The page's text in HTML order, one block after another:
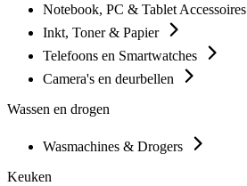
Notebook, PC & Tablet Accessoires
Inkt, Toner & Papier
Telefoons en Smartwatches
Camera's en deurbellen
Wassen en drogen
Wasmachines & Drogers
Keuken